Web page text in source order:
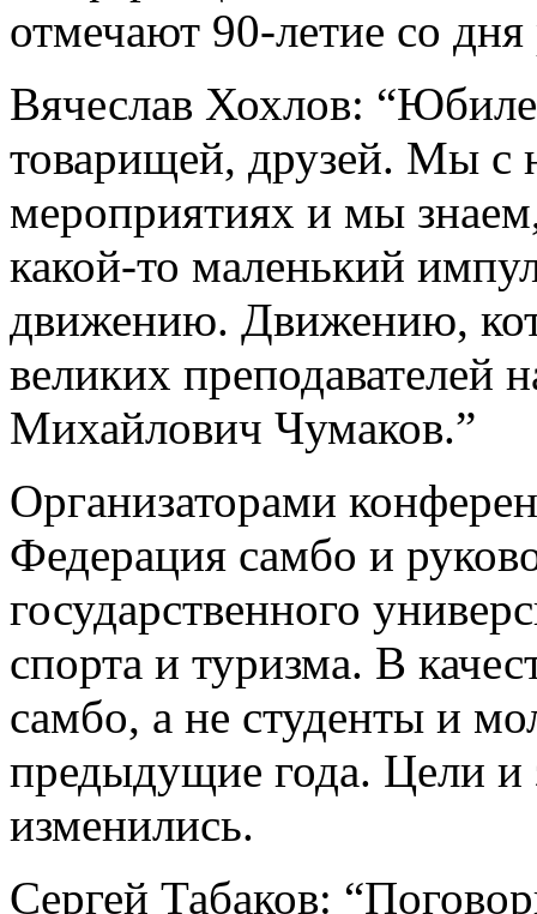
отмечают 90-летие со
Вячеслав Хохлов:
товарищей, друзей. Мы с
мероприятиях и мы
какой-то маленький
движению. Движению,
великих преподавателей
Михайлович Чумаков.”
Организаторами
Федерация самбо и
государственного
спорта и туризма. В
самбо, а не студенты и
предыдущие года. Цели и
изменились.
Сергей Табаков: